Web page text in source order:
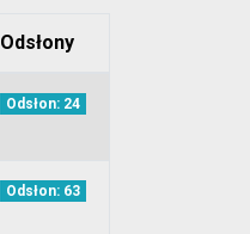
Odsłony
Odsłon: 24
Odsłon: 63